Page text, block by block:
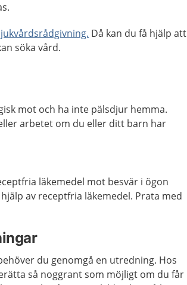
Då kan du få hjälp att
söka vård.
mot och ha inte pälsdjur hemma.
arbetet om du eller ditt barn har
läkemedel mot besvär i ögon
av receptfria läkemedel. Prata med
du genomgå en utredning. Hos
så noggrant som möjligt om du får